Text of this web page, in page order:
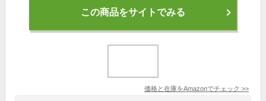
この商品をサイトでみる
価格と在庫をAmazonでチェック >>